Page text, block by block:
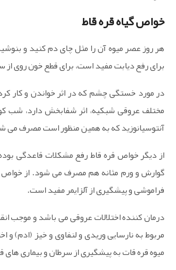
خواص گیاه قره قاط
هر روز عصر میوه آن را مثل چای دم کنید و
برای رفع دیابت مفید است، برای قطع خون روی
در مورد خستگی چشم که در اثر خواندن و کار
مختلف عروقی شبکیه، اثر شفابخش دارد، شب
آنتوسیانوزید که به همین منظور است مصرف می
از دیگر خواص قره قاط رفع مشکلات قاعدگی
گوارش و ورم مثانه هم مصرف می شود. از خواص
فراموشی و پیشگیری از آلزایمر مفید است.
درمان کننده اختلالات عروقی می باشد و موجب
مربوط به نارسایی وریدی و لنفاوی و خیز
میوه قره قات به پیشگیری از سرطان و بیماری